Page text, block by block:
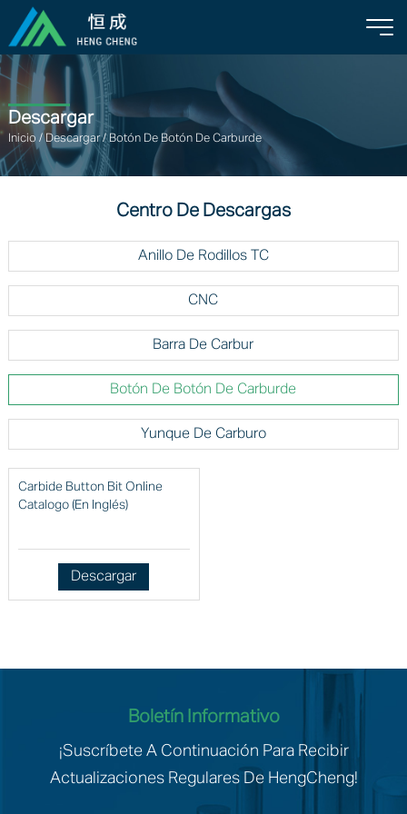
Descargar
Inicio /Descargar/Botón De Botón De Carburde
Centro De Descargas
Anillo De Rodillos TC
CNC
Barra De Carbur
Botón De Botón De Carburde
Yunque De Carburo
Carbide Button Bit Online
Catalogo (en Inglés)
Descargar
Boletín Informativo
¡Suscríbete A Continuación Para Recibir
Actualizaciones Regulares De HengCheng!